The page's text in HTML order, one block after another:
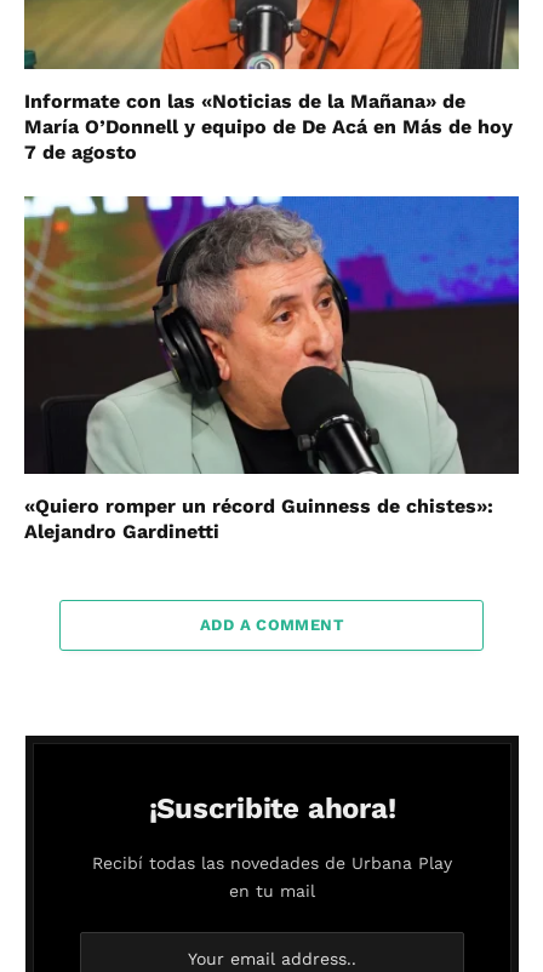
Informate con las «Noticias de la Mañana» de
María O’Donnell y equipo de De Acá en Más de hoy
7 de agosto
«Quiero romper un récord Guinness de chistes»:
Alejandro Gardinetti
ADD A COMMENT
¡Suscribite ahora!
Recibí todas las novedades de Urbana Play
en tu mail